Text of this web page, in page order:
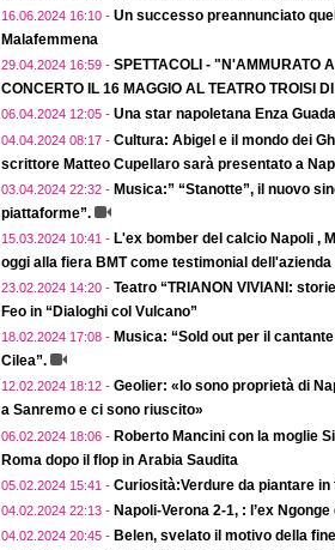
16.06.2024 16:10 - Un successo preannunciato
Malafemmena
29.04.2024 16:59 - SPETTACOLI - "N'AMMURATO
CONCERTO IL 16 MAGGIO AL TEATRO TROISI
06.04.2024 12:05 - Una star napoletana Enza
04.04.2024 08:17 - Cultura: Abigel e il mondo dei
scrittore Matteo Cupellaro sarà presentato a
03.04.2024 22:32 - Musica:” “Stanotte”, il nuovo
piattaforme”.
15.03.2024 10:41 - L'ex bomber del calcio Napoli ,
oggi alla fiera BMT come testimonial
23.02.2024 14:20 - Teatro “TRIANON VIVIANI:
Feo in “Dialoghi col Vulcano”
18.02.2024 17:08 - Musica: “Sold out per il
Cilea”.
12.02.2024 18:12 - Geolier: «Io sono proprietà di
a Sanremo e ci sono riuscito»
06.02.2024 18:06 - Roberto Mancini con la moglie
Roma dopo il flop in Arabia Saudita
05.02.2024 15:41 - Curiosità:Verdure da piantare
04.02.2024 22:13 - Napoli-Verona 2-1, : l’ex
04.02.2024 20:45 - Belen, svelato il motivo della